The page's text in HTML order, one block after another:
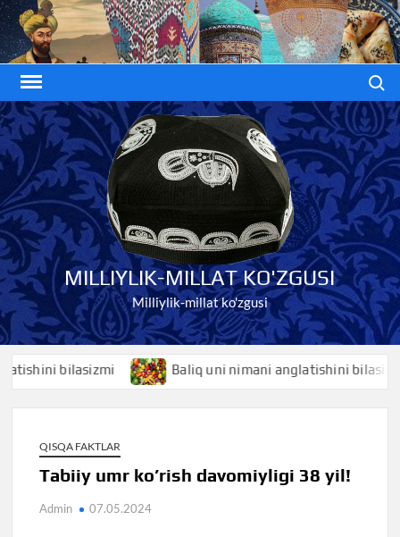
Skip
to
content
MILLIYLIK-MILLAT KO'ZGUSI
Milliylik-millat ko'zgusi
bilasizmi Baliq uni nimani anglatishini bilasizmi
QISQA FAKTLAR
Tabiiy umr ko’rish davomiyligi 38 yil!
Admin 07.05.2024